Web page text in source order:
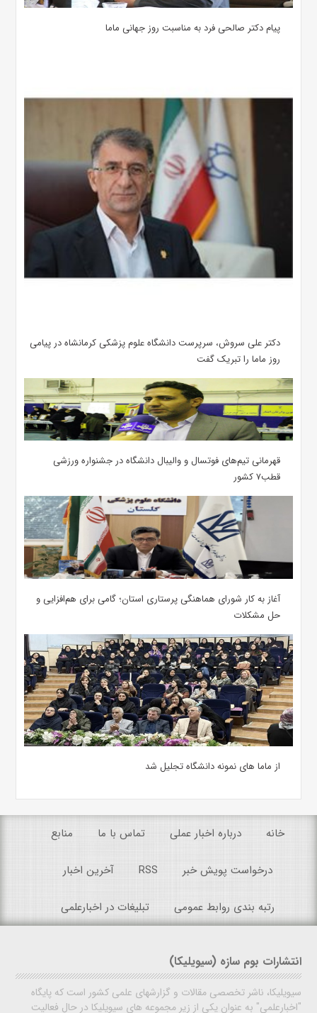
پیام دکتر صالحی فرد به مناسبت روز جهانی ماما
دکتر علی سروش، سرپرست دانشگاه علوم پزشکی کرمانشاه در پیامی
روز ماما را تبریک گفت
قهرمانی تیم‌های فوتسال و والیبال دانشگاه در جشنواره ورزشی
قطب۷ کشور
آغاز به کار شورای هماهنگی پرستاری استان؛ گامی برای هم‌افزایی و
حل مشکلات
از ماما های نمونه دانشگاه تجلیل شد
خانه درباره اخبار عملی تماس با ما منابع
درخواست پویش خبر RSS آخرین اخبار
رتبه بندی روابط عمومی تبلیغات در اخبارعلمی
انتشارات بوم سازه (سیویلیکا)
سیویلیکا، ناشر تخصصی مقالات و گزارشهای علمی کشور است که پایگاه
"اخبارعلمی" به عنوان یکی از زیر مجموعه های سیویلیکا در حال فعالیت